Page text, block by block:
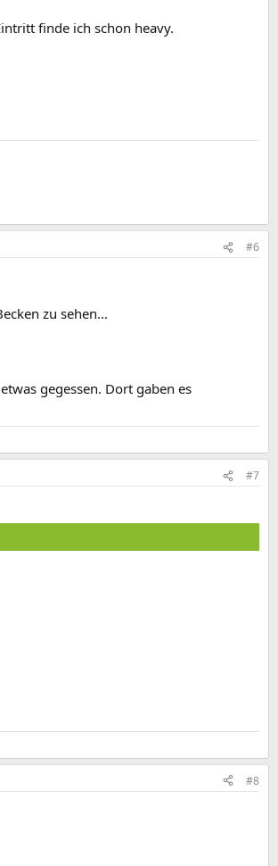
finde ich schon heavy.
#6
zu sehen...
gegessen. Dort gaben es
#7
#8